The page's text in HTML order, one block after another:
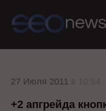
27 Июля 2011
+2 апгрейда